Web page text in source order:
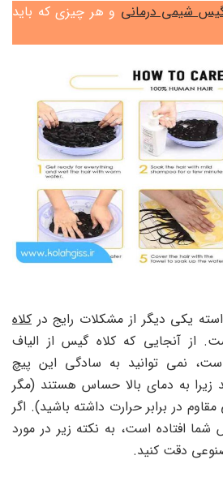
گیس شیمی درمانی و هر چیزی که باید
یکی دیگر از مشکلات رایج در کلاه
از آنجایی که کلاه گیس از الیاف
نمی توانید به سادگی این پیچ
به دمای بالا حساس هستند (مگر
در برابر حرارت داشته باشید). اگر
شما افتاده است، به نکته زیر در مورد
دقت کنید.